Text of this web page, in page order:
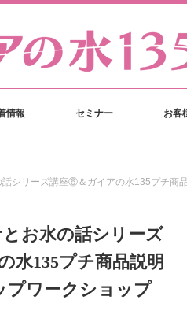
情報 セミナー お客
話シリーズ講座⑥＆ガイアの水135プチ
とお水の話シリーズ
水135プチ商品説明
プワークショップ